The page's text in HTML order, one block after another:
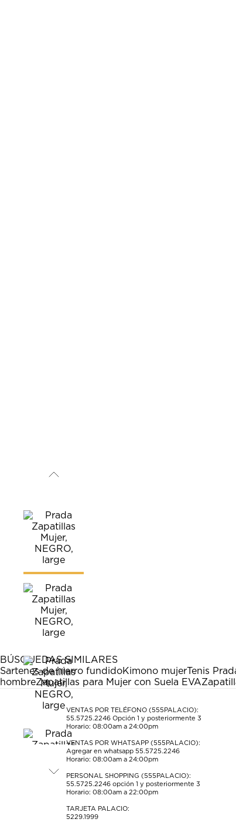
BÚSQUEDAS SIMILARES
Sartenes de hierro fundidoKimono mujerTenis
hombreZapatillas para Mujer con Suela EVA
VENTAS POR TELÉFONO (555PALACIO):
55.5725.2246 Opción 1 y posteriormente 3
Horario: 08:00am a 24:00pm
VENTAS POR WHATSAPP (555PALACIO):
Agregar en whatsapp 55.5725.2246
Horario: 08:00am a 24:00pm
PERSONAL SHOPPING (555PALACIO):
55.5725.2246 opción 1 y posteriormente 3
Horario: 08:00am a 22:00pm
TARJETA PALACIO:
5229.1999